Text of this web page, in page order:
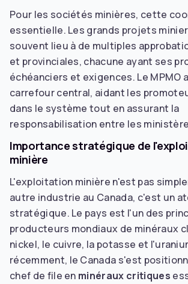
Pour les sociétés minières, cette
essentielle. Les grands projets
souvent lieu à de multiples
et provinciales, chacune ayant ses
échéanciers et exigences. Le MPMO
carrefour central, aidant les
dans le système tout en assurant la
responsabilisation entre les
Importance stratégique de
minière
L'exploitation minière n'est pas
autre industrie au Canada, c'est un
stratégique. Le pays est l'un des
producteurs mondiaux de minéraux
nickel, le cuivre, la potasse et
récemment, le Canada s'est
chef de file en minéraux critiques